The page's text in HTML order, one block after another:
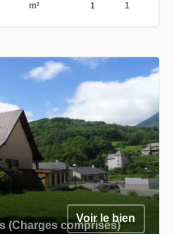
m²
1 1
(Charges comprises)
Voir le bien